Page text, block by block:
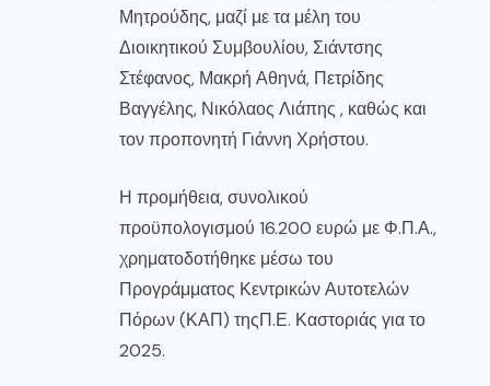
Μητρούδης, μαζί με τα μέλη του
Διοικητικού Συμβουλίου, Σιάντσης
Στέφανος, Μακρή Αθηνά, Πετρίδης
Βαγγέλης, Νικόλαος Λιάπης , καθώς και
τον προπονητή Γιάννη Χρήστου.
Η προμήθεια, συνολικού
προϋπολογισμού 16.200 ευρώ με Φ.Π.Α.,
χρηματοδοτήθηκε μέσω του
Προγράμματος Κεντρικών Αυτοτελών
Πόρων (ΚΑΠ) τηςΠ.Ε. Καστοριάς για το
2025.